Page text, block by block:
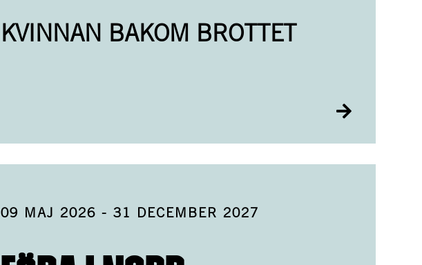
KVINNAN BAKOM BROTTET
09 MAJ 2026 -31 DECEMBER 2027